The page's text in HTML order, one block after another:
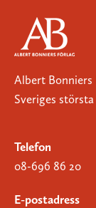
Albert Bonniers
Sveriges
Telefon
08-696 86 20
E-postadress